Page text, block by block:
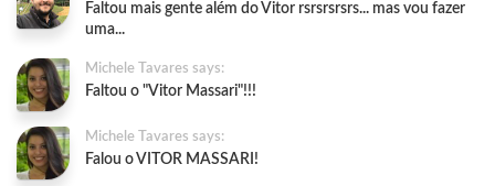
Faltou mais gente além do Vitor rsrsrsrsrs... mas vou fazer
uma...
Michele Tavares says:
Faltou o "Vitor Massari"!!!
Michele Tavares says:
Falou o VITOR MASSARI!